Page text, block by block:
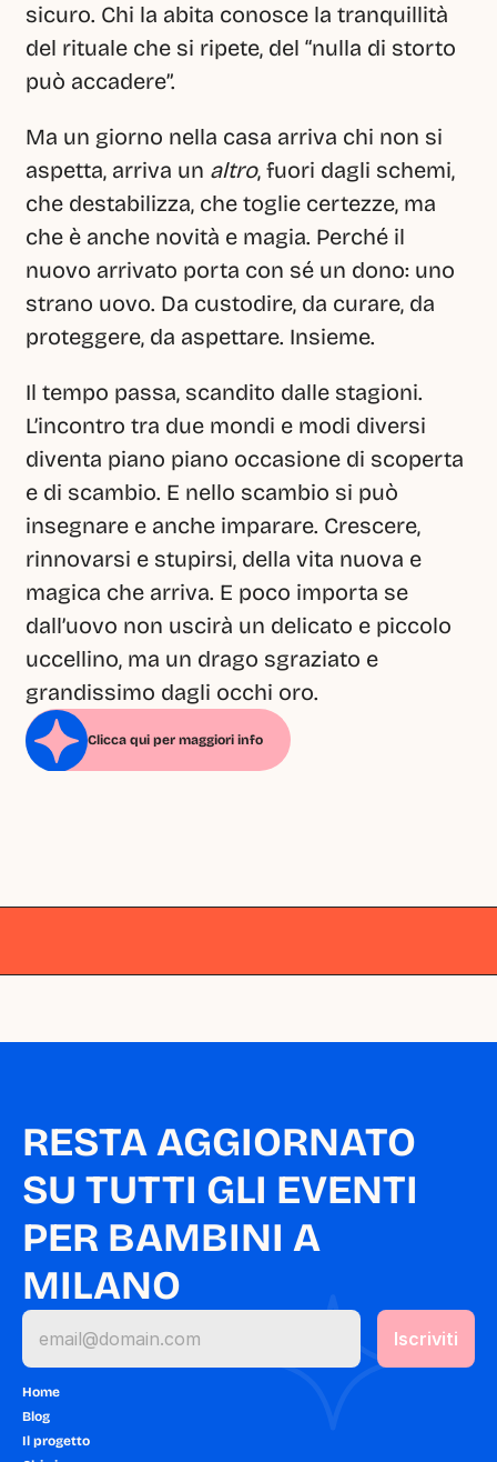
sicuro. Chi la abita conosce la tranquillità
del rituale che si ripete, del “nulla di storto
può accadere”.
Ma un giorno nella casa arriva chi non si
aspetta, arriva un altro, fuori dagli schemi,
che destabilizza, che toglie certezze, ma
che è anche novità e magia. Perché il
nuovo arrivato porta con sé un dono: uno
strano uovo. Da custodire, da curare, da
proteggere, da aspettare. Insieme.
Il tempo passa, scandito dalle stagioni.
L’incontro tra due mondi e modi diversi
diventa piano piano occasione di scoperta
e di scambio. E nello scambio si può
insegnare e anche imparare. Crescere,
rinnovarsi e stupirsi, della vita nuova e
magica che arriva. E poco importa se
dall’uovo non uscirà un delicato e piccolo
uccellino, ma un drago sgraziato e
grandissimo dagli occhi oro.
Clicca qui per maggiori info
RESTA AGGIORNATO
SU TUTTI GLI EVENTI
PER BAMBINI A
MILANO
Home
Blog
Il progetto